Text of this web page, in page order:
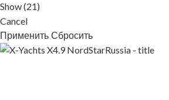
Show(21)
Cancel
Применить Сбросить